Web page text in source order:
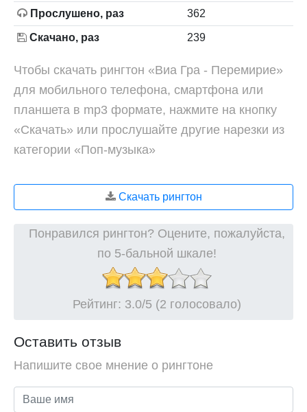
Прослушено, раз 362
Скачано, раз 239
Чтобы скачать рингтон «Виа Гра - Перемирие»
для мобильного телефона, смартфона или
планшета в mp3 формате, нажмите на кнопку
«Скачать» или прослушайте другие нарезки из
категории «Поп-музыка»
Скачать рингтон
Понравился рингтон? Оцените, пожалуйста,
по 5-бальной шкале!
Рейтинг: 3.0/5 (2 голосовало)
Оставить отзыв
Напишите свое мнение о рингтоне